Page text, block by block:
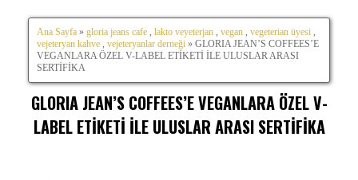
Ana Sayfa » gloria jeans cafe lakto veyeterjan vegan vegeterian üyesi
vejeteryan kahve
vejeteryanlar derneği » GLORIA JEAN’S COFFEES’E
VEGANLARA ÖZEL V-LABEL ETİKETİ İLE ULUSLAR ARASI
SERTİFİKA
GLORIA JEAN’S COFFEES’E VEGANLARA ÖZEL V-
LABEL ETİKETİ İLE ULUSLAR ARASI SERTİFİKA